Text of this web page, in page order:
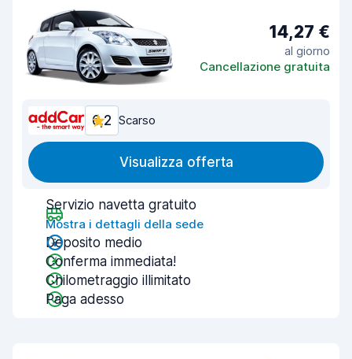
14,27 €
al giorno
Cancellazione gratuita
6,2 Scarso
Visualizza offerta
Servizio navetta gratuito
Mostra i dettagli della sede
Deposito medio
Conferma immediata!
Chilometraggio illimitato
Paga adesso